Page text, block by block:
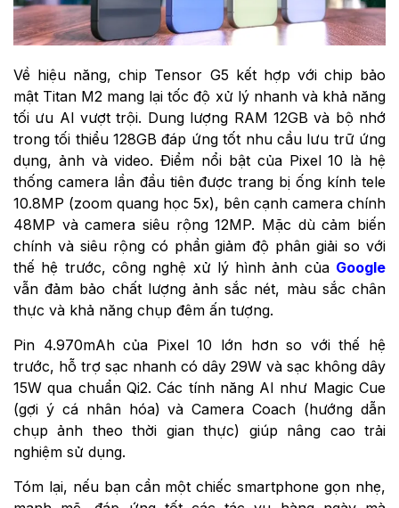
Về hiệu năng, chip Tensor G5 kết hợp với chip bảo
mật Titan M2 mang lại tốc độ xử lý nhanh và khả năng
tối ưu AI vượt trội. Dung lượng RAM 12GB và bộ nhớ
trong tối thiểu 128GB đáp ứng tốt nhu cầu lưu trữ ứng
dụng, ảnh và video. Điểm nổi bật của Pixel 10 là hệ
thống camera lần đầu tiên được trang bị ống kính tele
10.8MP (zoom quang học 5x), bên cạnh camera chính
48MP và camera siêu rộng 12MP. Mặc dù cảm biến
chính và siêu rộng có phần giảm độ phân giải so với
thế hệ trước, công nghệ xử lý hình ảnh của Google
vẫn đảm bảo chất lượng ảnh sắc nét, màu sắc chân
thực và khả năng chụp đêm ấn tượng.
Pin 4.970mAh của Pixel 10 lớn hơn so với thế hệ
trước, hỗ trợ sạc nhanh có dây 29W và sạc không dây
15W qua chuẩn Qi2. Các tính năng AI như Magic Cue
(gợi ý cá nhân hóa) và Camera Coach (hướng dẫn
chụp ảnh theo thời gian thực) giúp nâng cao trải
nghiệm sử dụng.
Tóm lại, nếu bạn cần một chiếc smartphone gọn nhẹ,